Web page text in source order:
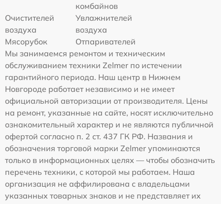
комбайнов
Очистителей
воздуха
Увлажнителей
воздуха
Мясорубок
Отпаривателей
Мы занимаемся ремонтом и техническим
обслуживанием техники Zelmer по истечении
гарантийного периода. Наш центр в Нижнем
Новгороде работает независимо и не имеет
официальной авторизации от производителя. Цены
на ремонт, указанные на сайте, носят исключительно
ознакомительный характер и не являются публичной
офертой согласно п. 2 ст. 437 ГК РФ. Названия и
обозначения торговой марки Zelmer упоминаются
только в информационных целях — чтобы обозначить
перечень техники, с которой мы работаем. Наша
организация не аффилирована с владельцами
указанных товарных знаков и не представляет их